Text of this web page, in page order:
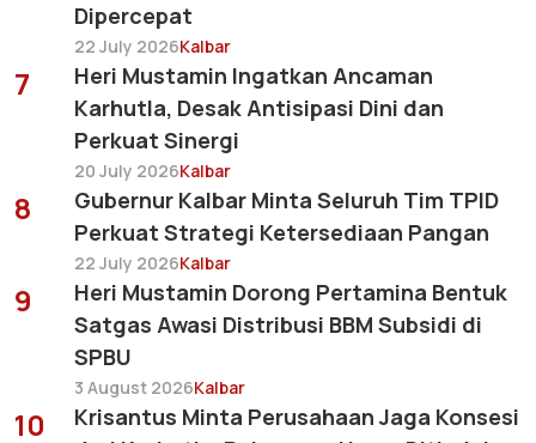
Dipercepat
22 July 2026Kalbar
7
Heri Mustamin Ingatkan Ancaman
Karhutla, Desak Antisipasi Dini dan
Perkuat Sinergi
20 July 2026Kalbar
8
Gubernur Kalbar Minta Seluruh Tim TPID
Perkuat Strategi Ketersediaan Pangan
22 July 2026Kalbar
9
Heri Mustamin Dorong Pertamina Bentuk
Satgas Awasi Distribusi BBM Subsidi di
SPBU
3 August 2026Kalbar
10
Krisantus Minta Perusahaan Jaga Konsesi